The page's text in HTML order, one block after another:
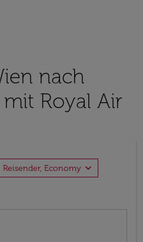
nach
Royal Air
Reisender, Economy expand_more